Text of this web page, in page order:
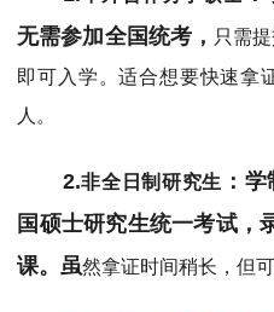
无需参加全国统考， 只需
即可入学。适合想要快速拿
人。
2.非全日制研究生 ：
国硕士研究生统一考试，
课。虽然拿证时间稍长，但